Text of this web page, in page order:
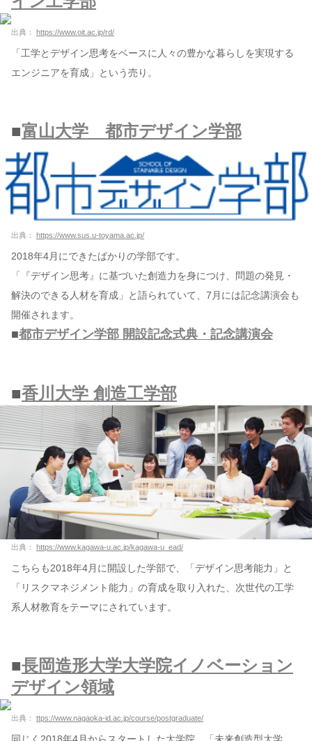
出典： https://www.oit.ac.jp/rd/
「工学とデザイン思考をベースに人々の豊かな暮らしを実現する
エンジニアを育成」という売り。
■富山大学 都市デザイン学部
出典： https://www.sus.u-toyama.ac.jp/
2018年4月にできたばかりの学部です。
「『デザイン思考』に基づいた創造力を身につけ、問題の発見・
解決のできる人材を育成」と語られていて、7月には記念講演会も
開催されます。
■都市デザイン学部 開設記念式典・記念講演会
■香川大学 創造工学部
出典： https://www.kagawa-u.ac.jp/kagawa-u_ead/
こちらも2018年4月に開設した学部で、「デザイン思考能力」と
「リスクマネジメント能力」の育成を取り入れた、次世代の工学
系人材教育をテーマにされています。
■長岡造形大学大学院イノベーション
デザイン領域
出典： ttps://www.nagaoka-id.ac.jp/course/postgraduate/